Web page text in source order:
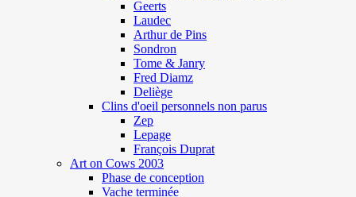
Geerts
Laudec
Arthur de Pins
Sondron
Tome & Janry
Fred Diamz
Deliège
Clins d'oeil personnels non parus
Zep
Lepage
François Duprat
Art on Cows 2003
Phase de conception
Vache terminée